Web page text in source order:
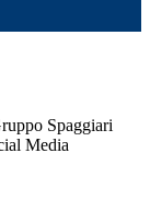
Spaggiari
Media